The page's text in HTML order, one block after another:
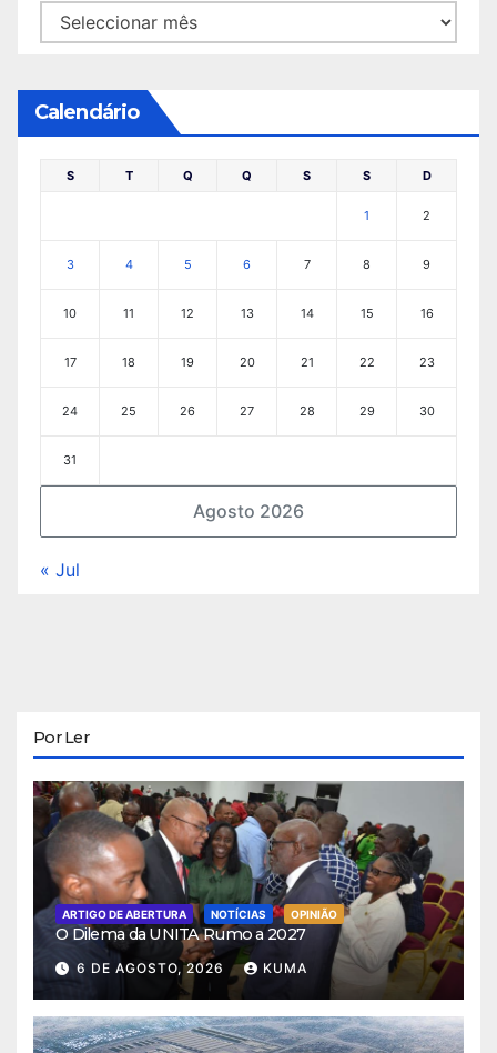
Arquivo
Calendário
Agosto 2026
S T Q Q S S D
1 2
3 4 5 6 7 8 9
10 11 12 13 14 15 16
17 18 19 20 21 22 23
24 25 26 27 28 29 30
31
« Jul
Por Ler
ARTIGO DE ABERTURA NOTÍCIAS OPINIÃO
O Dilema da UNITA Rumo a 2027
6 DE AGOSTO, 2026 KUMA